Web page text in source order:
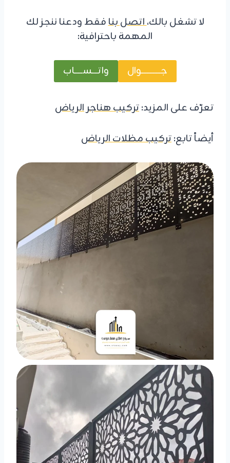
لا تشغل بالك،اتصل بنافقط ودعنا ننجز لك
المهمة باحترافية:
جــــــــــــوال واتــــســـــاب
تعرّف على المزيد:تركيب هناجر الرياض
أيضاً تابع:تركيب مظلات الرياض